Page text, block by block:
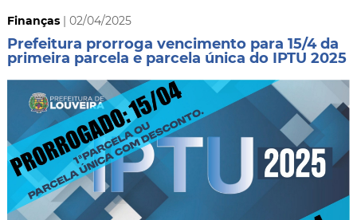
Finanças| 02/04/2025
Prefeitura prorroga vencimento para 15/4 da
primeira parcela e parcela única do IPTU 2025